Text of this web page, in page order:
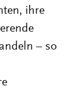
ihre
– so